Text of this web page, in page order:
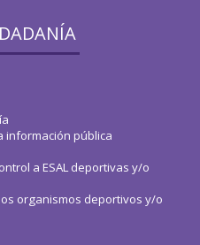
información pública
a ESAL deportivas y/o
organismos deportivos y/o